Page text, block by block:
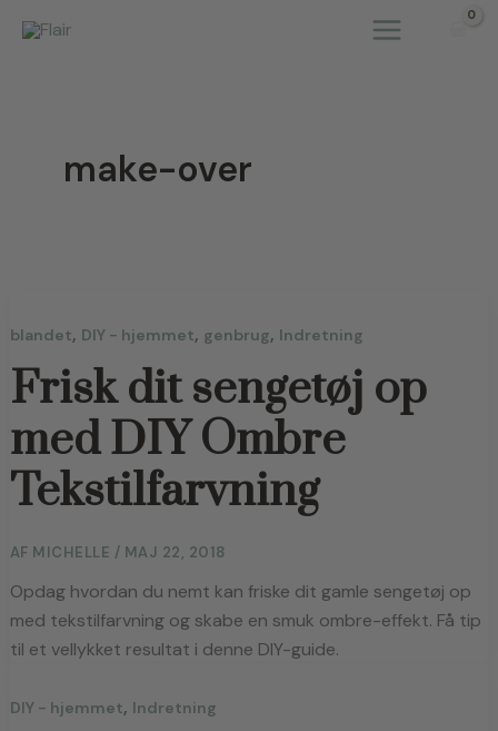
make-over
blandet, DIY - hjemmet, genbrug, Indretning
Frisk dit sengetøj op
med DIY Ombre
Tekstilfarvning
AF MICHELLE / MAJ 22, 2018
Opdag hvordan du nemt kan friske dit gamle sengetøj op
med tekstilfarvning og skabe en smuk ombre-effekt. Få tip
til et vellykket resultat i denne DIY-guide.
DIY - hjemmet, Indretning